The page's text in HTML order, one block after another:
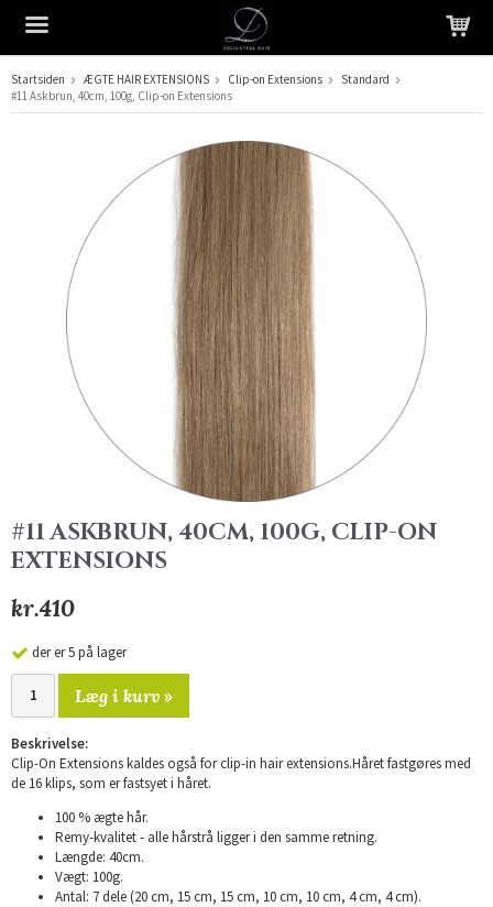
Produktet er blevet tilføjet til din indkøbskurv
Startsiden ÆGTE HAIR EXTENSIONS Clip-on Extensions
Standard
#11 Askbrun, 40cm, 100g, Clip-on Extensions
#11 ASKBRUN, 40CM, 100G, CLIP-ON
EXTENSIONS
kr.410
der er 5 på lager
Læg i kurv »
Beskrivelse:
Clip-On Extensions kaldes også for clip-in hair extensions.Håret fastgøres med
de 16 klips, som er fastsyet i håret.
100 % ægte hår.
Remy-kvalitet - alle hårstrå ligger i den samme retning.
Længde: 40cm.
Vægt: 100g.
Antal: 7 dele (20 cm, 15 cm, 15 cm, 10 cm, 10 cm, 4 cm, 4 cm).